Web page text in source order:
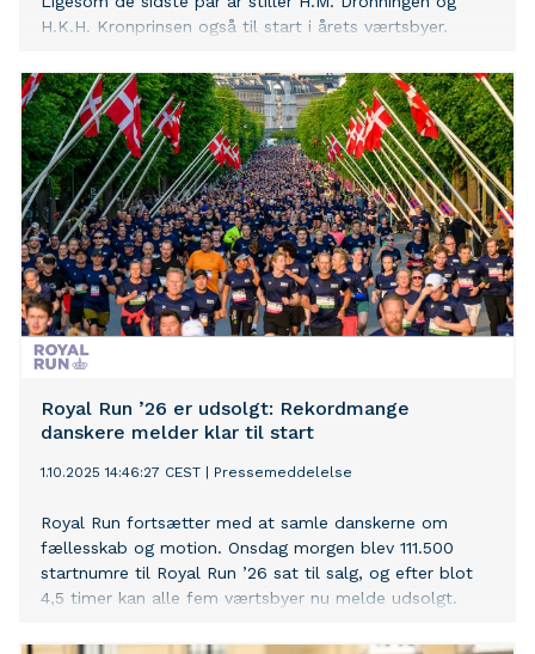
H.K.H. Kronprinsen også til start i årets værtsbyer.
Royal Run ’26 er udsolgt: Rekordmange
danskere melder klar til start
1.10.2025 14:46:27 CEST Pressemeddelelse
Royal Run fortsætter med at samle danskerne om
fællesskab og motion. Onsdag morgen blev 111.500
startnumre til Royal Run ’26 sat til salg, og efter blot
4,5 timer kan alle fem værtsbyer nu melde udsolgt.